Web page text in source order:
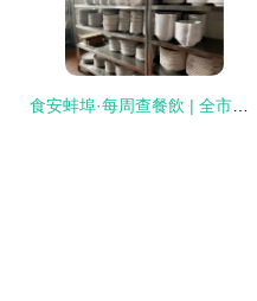
食安蚌埠·每周查餐飲 | 全市餐飲安全再升級，助力營商環境優化——走進蚌埠萬達廣場餐飲示范街區